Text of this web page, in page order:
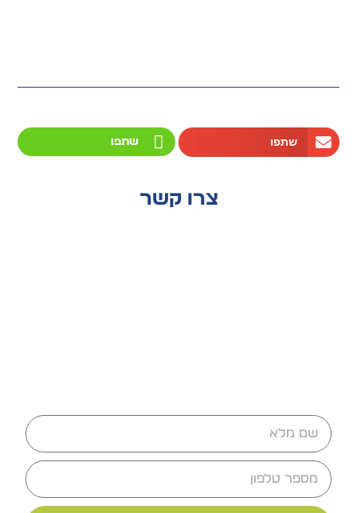
שתפו שתפו
צרו קשר